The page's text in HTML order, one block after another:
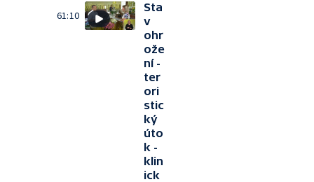
61:10
Sta
v
ohr
ože
ní -
ter
ori
stic
ký
úto
k -
klin
ick